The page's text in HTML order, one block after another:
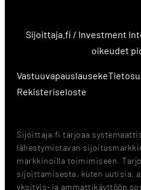
Sijoittaja.fi / Investment
oikeudet
Vastuuvapauslauseke
Rekisteriseloste
Sijoittaja.fi tarjoaa
lähestymistavan
markkinoilla toimimiseen.
sijoittamisesta, kuten uutisia,
yksityis- ja ammattikäyttöön